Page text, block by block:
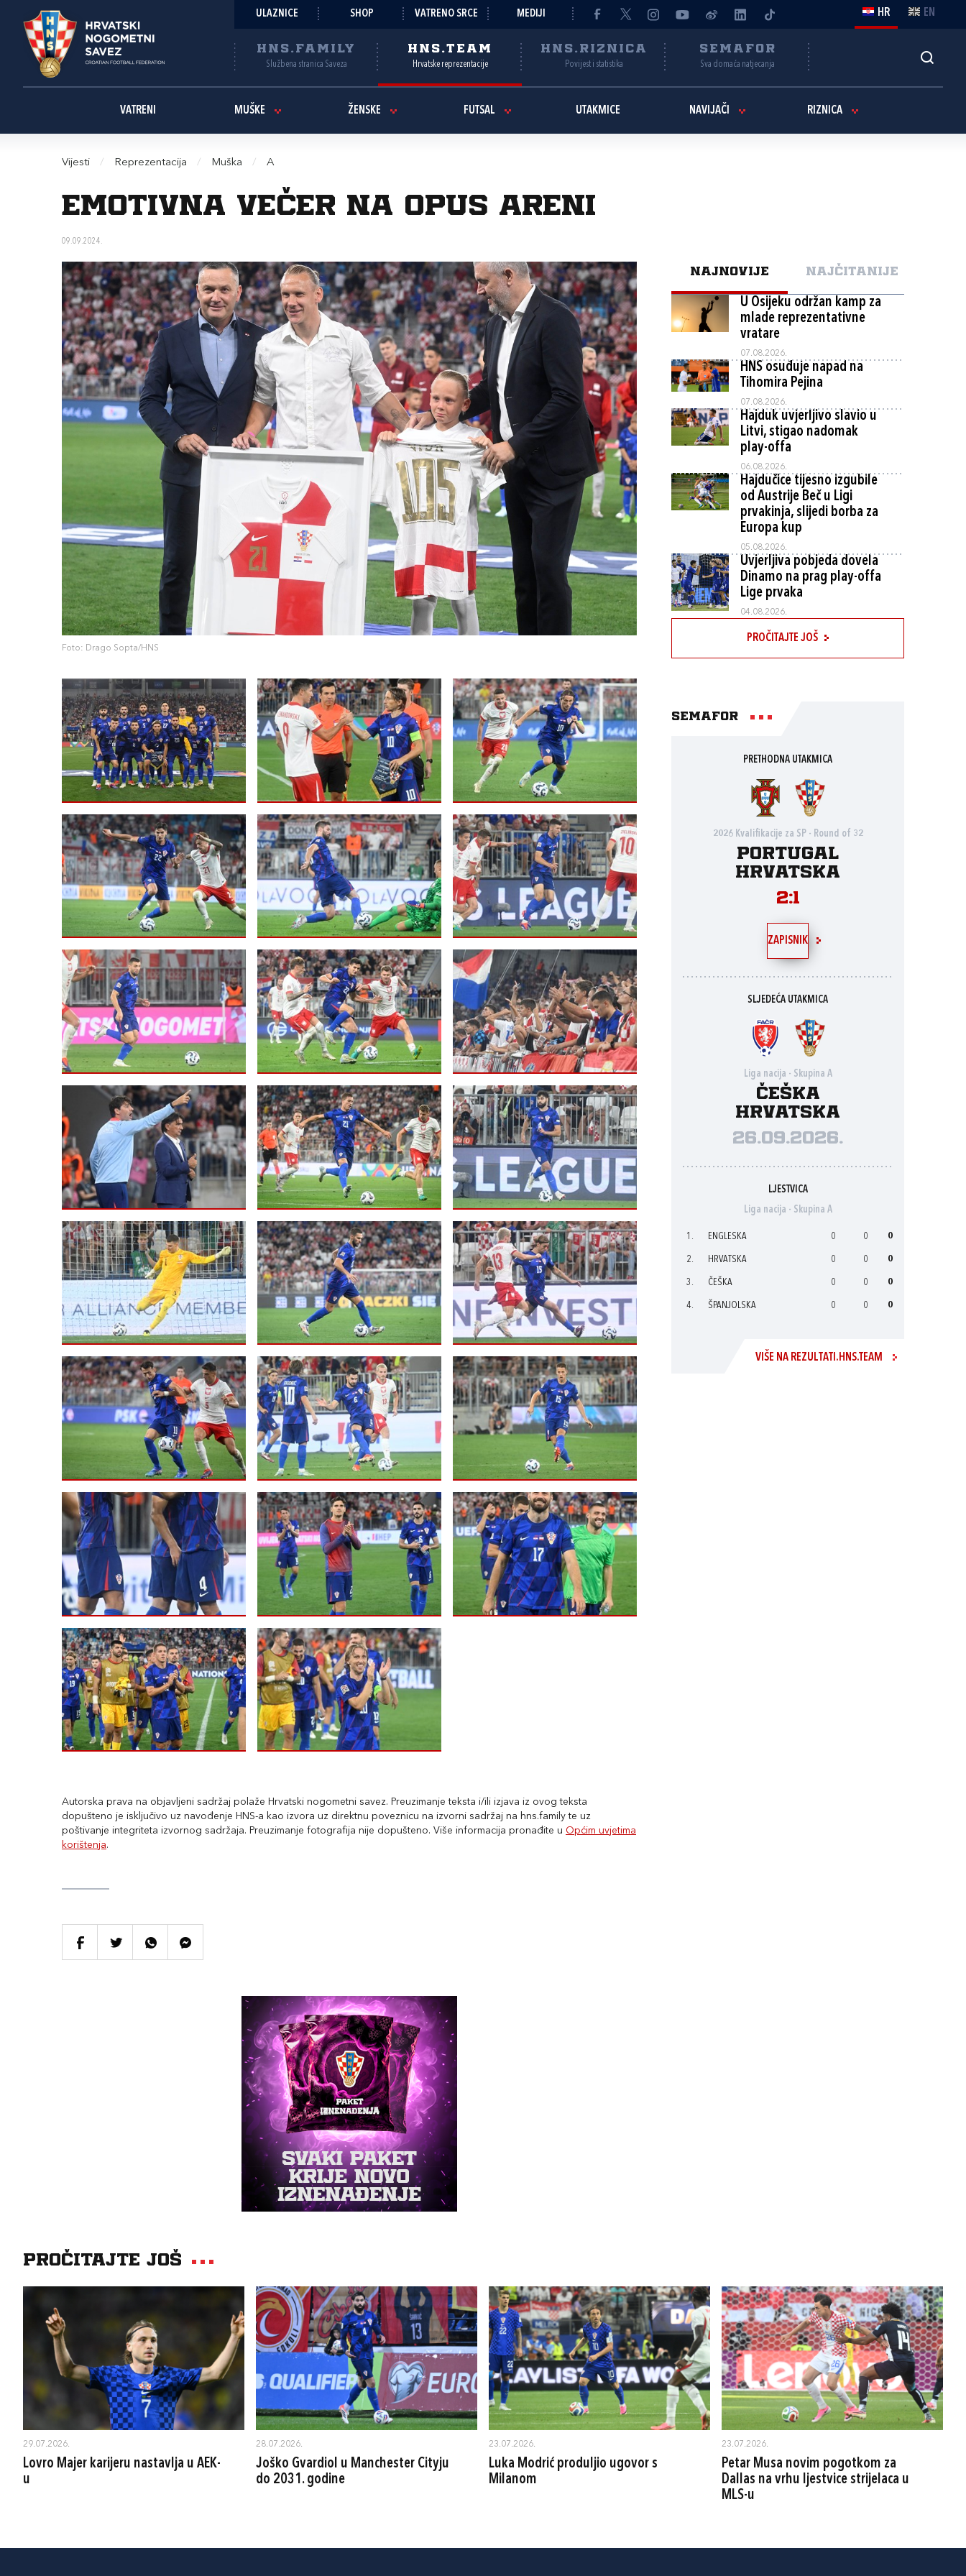
ULAZNICE SHOP VATRENO SRCE MEDIJI HR EN
HNS.FAMILY
Službena stranica Saveza
HNS.TEAM
Hrvatske reprezentacije
HNS.RIZNICA
Povijest i statistika
SEMAFOR
Sva domaća natjecanja
VATRENI MUŠKE ŽENSKE FUTSAL UTAKMICE NAVIJAČI RIZNICA
Vijesti / Reprezentacija / Muška / A
Emotivna večer na Opus Areni
09.09.2024.
Foto: Drago Sopta/HNS
Autorska prava na objavljeni sadržaj polaže Hrvatski nogometni savez. Preuzimanje teksta i/ili izjava iz ovog teksta
dopušteno je isključivo uz navođenje HNS-a kao izvora uz direktnu poveznicu na izvorni sadržaj na hns.family te uz
poštivanje integriteta izvornog sadržaja. Preuzimanje fotografija nije dopušteno. Više informacija pronađite u Općim uvjetima
korištenja.
NAJNOVIJE NAJČITANIJE
U Osijeku održan kamp za
mlade reprezentativne
vratare
07.08.2026.
HNS osuđuje napad na
Tihomira Pejina
07.08.2026.
Hajduk uvjerljivo slavio u
Litvi, stigao nadomak
play-offa
06.08.2026.
Hajdučice tijesno izgubile
od Austrije Beč u Ligi
prvakinja, slijedi borba za
Europa kup
05.08.2026.
Uvjerljiva pobjeda dovela
Dinamo na prag play-offa
Lige prvaka
04.08.2026.
PROČITAJTE JOŠ
Semafor
PRETHODNA UTAKMICA
2026 Kvalifikacije za SP - Round of 32
Portugal
Hrvatska
2:1
ZAPISNIK
SLJEDEĆA UTAKMICA
Liga nacija - Skupina A
Češka
Hrvatska
26.09.2026.
LJESTVICA
Liga nacija - Skupina A
1. ENGLESKA 0 0 0
2. HRVATSKA 0 0 0
3. ČEŠKA 0 0 0
4. ŠPANJOLSKA 0 0 0
VIŠE NA REZULTATI.HNS.TEAM
Pročitajte još
29.07.2026.
Lovro Majer karijeru nastavlja u AEK-
u
28.07.2026.
Joško Gvardiol u Manchester Cityju
do 2031. godine
23.07.2026.
Luka Modrić produljio ugovor s
Milanom
23.07.2026.
Petar Musa novim pogotkom za
Dallas na vrhu ljestvice strijelaca u
MLS-u